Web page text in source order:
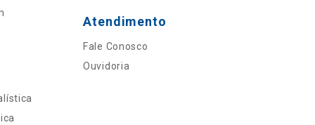
Atendimento
Fale Conosco
Ouvidoria